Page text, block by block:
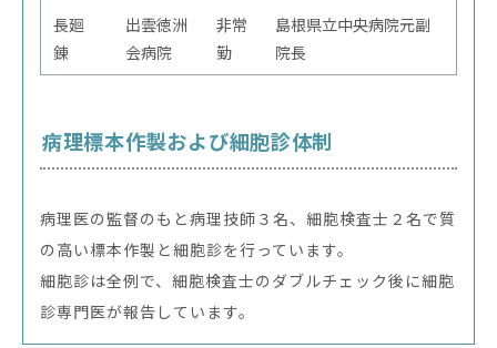
長廻
錬
出雲徳洲
会病院
非常
勤
島根県立中央病院元副
院長
病理標本作製および細胞診体制
病理医の監督のもと病理技師３名、細胞検査士２名で質
の高い標本作製と細胞診を行っています。
細胞診は全例で、細胞検査士のダブルチェック後に細胞
診専門医が報告しています。